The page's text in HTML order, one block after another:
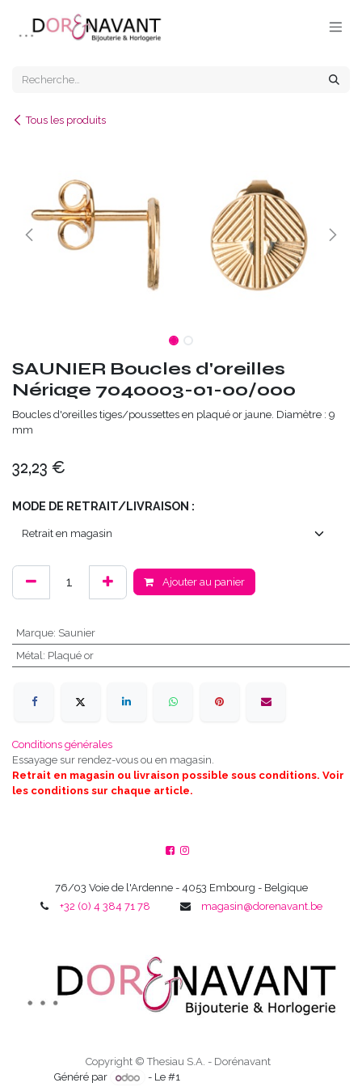
Tous les produits
SAUNIER Boucles d'oreilles
Nériage 7040003-01-00/000
Boucles d'oreilles tiges/poussettes en plaqué or jaune. Diamètre : 9
mm
32,23 €
MODE DE RETRAIT/LIVRAISON :
Ajouter au panier
Marque: Saunier
Métal : Plaqué or
Conditions générales
Essayage sur rendez-vous ou en magasin.
Retrait en magasin ou livraison possible sous conditions. Voir
les conditions sur chaque article.
76/03 Voie de l'Ardenne - 4053 Embourg - Belgique
+32 (0) 4 384 71 78
magasin@dorenavant.be
Copyright © Thesiau S.A. - Dorénavant
Généré par
- Le #1